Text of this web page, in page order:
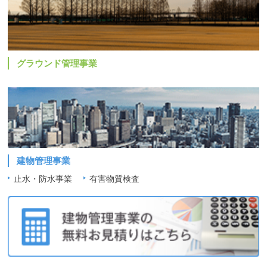
グラウンド管理事業
建物管理事業
止水・防水事業 有害物質検査